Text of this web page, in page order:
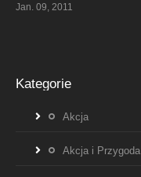
Jan. 09, 2011
Kategorie
Akcja
Akcja i Przygoda